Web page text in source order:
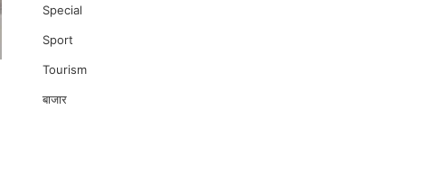
Special
Sport
Tourism
बाजार